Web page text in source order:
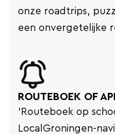
onze roadtrips,
een onvergetelijke
ROUTEBOEK OF
'Routeboek op
LocalGroningen-